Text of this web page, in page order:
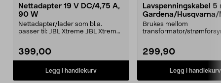
Nettadapter 19 V DC/4,75 A,
90 W
Nettadapter/lader som bl.a.
passer til: JBL Xtreme JBL Xtreme
399,00
Legg i handlekurv
Lavspenningskabel 5
Gardena/Husqvarna/
ch/Flymo
Brukes mellom
transformator/
299,90
Legg i handlekurv